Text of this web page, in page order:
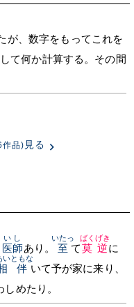
が、数字をもってこれを
て何か計算する。その間
作品) 見る
医師
いし
あり。 至
いたっ
て莫逆
ばくげき
に
い
伴
ともな
いて予が家に来り、
しめたり。